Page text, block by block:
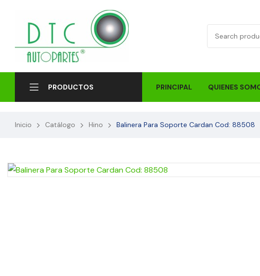
PRODUCTOS PRINCIPAL QUIENES
Inicio Catálogo Hino Balinera Para Soporte Cardan Cod: 88508